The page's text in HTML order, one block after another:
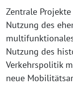
Zentrale
Nutzung des
Nutzung des
Verkehrspolitik
neue